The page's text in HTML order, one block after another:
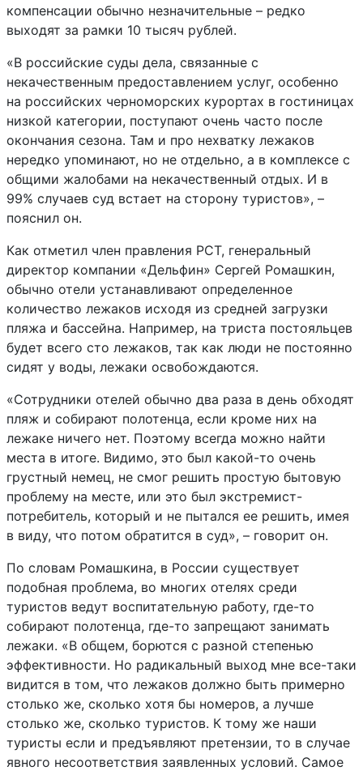
компенсации обычно незначительные – редко
выходят за рамки 10 тысяч рублей.
«В российские суды дела, связанные с
некачественным предоставлением услуг, особенно
на российских черноморских курортах в гостиницах
низкой категории, поступают очень часто после
окончания сезона. Там и про нехватку лежаков
нередко упоминают, но не отдельно, а в комплексе с
общими жалобами на некачественный отдых. И в
99% случаев суд встает на сторону туристов», –
пояснил он.
Как отметил член правления РСТ, генеральный
директор компании «Дельфин» Сергей Ромашкин,
обычно отели устанавливают определенное
количество лежаков исходя из средней загрузки
пляжа и бассейна. Например, на триста постояльцев
будет всего сто лежаков, так как люди не постоянно
сидят у воды, лежаки освобождаются.
«Сотрудники отелей обычно два раза в день обходят
пляж и собирают полотенца, если кроме них на
лежаке ничего нет. Поэтому всегда можно найти
места в итоге. Видимо, это был какой-то очень
грустный немец, не смог решить простую бытовую
проблему на месте, или это был экстремист-
потребитель, который и не пытался ее решить, имея
в виду, что потом обратится в суд», – говорит он.
По словам Ромашкина, в России существует
подобная проблема, во многих отелях среди
туристов ведут воспитательную работу, где-то
собирают полотенца, где-то запрещают занимать
лежаки. «В общем, борются с разной степенью
эффективности. Но радикальный выход мне все-таки
видится в том, что лежаков должно быть примерно
столько же, сколько хотя бы номеров, а лучше
столько же, сколько туристов. К тому же наши
туристы если и предъявляют претензии, то в случае
явного несоответствия заявленных условий. Самое